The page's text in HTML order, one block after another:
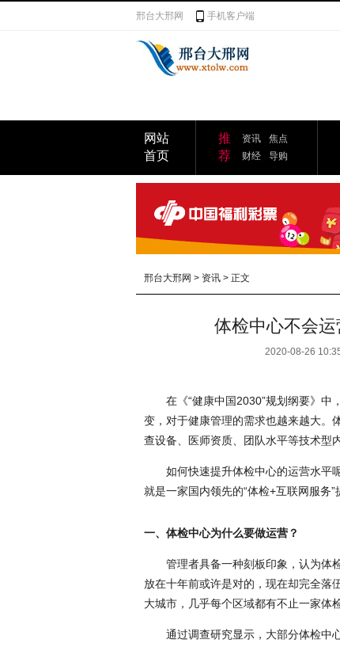
邢台大邢网 手机客户端
网站
首页
推
荐
资讯
焦点
财经
导购
邢台大邢网 > 资讯 > 正文
体检中心不会
2020-08-26
在《“健康中国2030”规划纲要》中
变，对于健康管理的需求也越来越大。
查设备、医师资质、团队水平等技术型
如何快速提升体检中心的运营水平
就是一家国内领先的“体检+互联网服务
一、体检中心为什么要做运营？
管理者具备一种刻板印象，认为体
放在十年前或许是对的，现在却完全落
大城市，几乎每个区域都有不止一家体
通过调查研究显示，大部分体检中